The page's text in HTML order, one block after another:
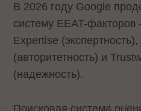
В 2026 году Google
систему EEAT-
Expertise
(авторитетность) и
(надежность).